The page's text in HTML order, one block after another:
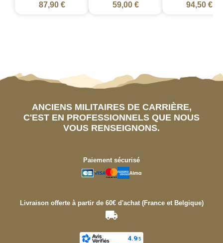
87,90 € 59,00 € 94,50 €
ANCIENS MILITAIRES DE CARRIÈRE,
C'EST EN PROFESSIONNELS QUE NOUS
VOUS RENSEIGNONS.
Paiement sécurisé
Livraison offerte à partir de 60€ d'achat (France et Belgique)